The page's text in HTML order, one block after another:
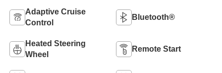
Adaptive Cruise
Control
Bluetooth®
Heated Steering
Wheel
Remote Start